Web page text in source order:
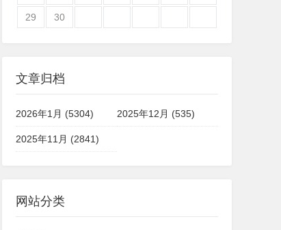
29 30
文章归档
2026年1月 (5304) 2025年12月 (535)
2025年11月 (2841)
网站分类